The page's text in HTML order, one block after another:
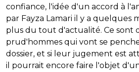
confiance, l'idée d'un accord à
par Fayza Lamari il y a quelques
plus du tout d'actualité. Ce sont
prud'hommes qui vont se
dossier, et si leur jugement est
il pourrait encore faire l'objet